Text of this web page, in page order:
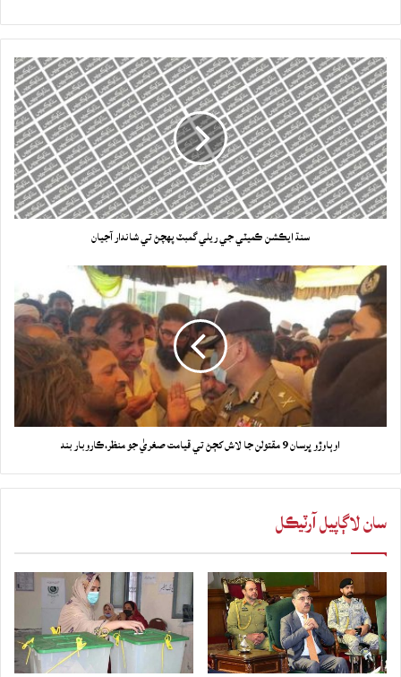
سنڌ ايڪشن ڪميٽي جي ريلي گمبٽ پهچڻ تي شاندار آجيان
اوٻاوڙو ڀرسان 9 مقتولن جا لاش کڄڻ تي قيامت صغريٰ جو منظر،ڪاروبار بند
سان لاڳاپيل آرٽيڪل